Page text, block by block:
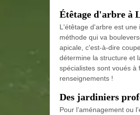
Étêtage d'arbre à
L'étêtage d'arbre est une
méthode qui va
apicale, c'est-à-dire
détermine la structure et
spécialistes sont voués
renseignements !
Des jardiniers
Pour l’aménagement ou